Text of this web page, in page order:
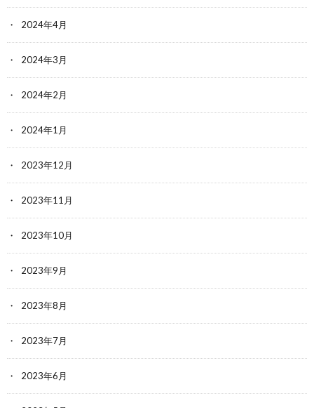
2024年4月
2024年3月
2024年2月
2024年1月
2023年12月
2023年11月
2023年10月
2023年9月
2023年8月
2023年7月
2023年6月